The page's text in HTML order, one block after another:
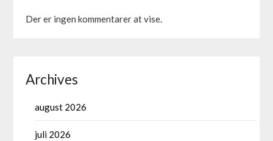
Der er ingen kommentarer at vise.
Archives
august 2026
juli 2026